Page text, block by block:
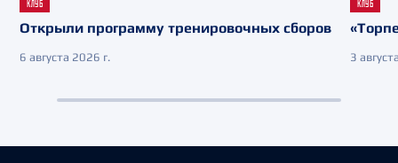
КЛУБ
Открыли программу тренировочных сборов
6 августа 2026 г.
КЛУБ
3